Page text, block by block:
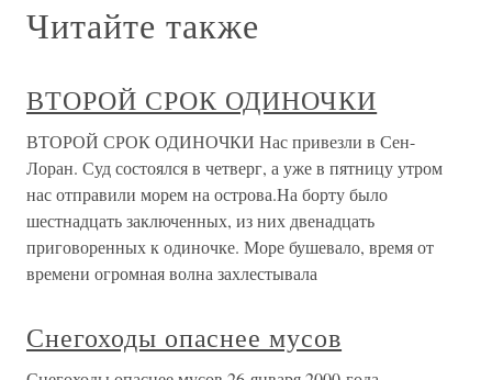
Читайте также
ВТОРОЙ СРОК ОДИНОЧКИ
ВТОРОЙ СРОК ОДИНОЧКИ Нас привезли в Сен-
Лоран. Суд состоялся в четверг, а уже в пятницу утром
нас отправили морем на острова.На борту было
шестнадцать заключенных, из них двенадцать
приговоренных к одиночке. Море бушевало, время от
времени огромная волна захлестывала
Снегоходы опаснее мусов